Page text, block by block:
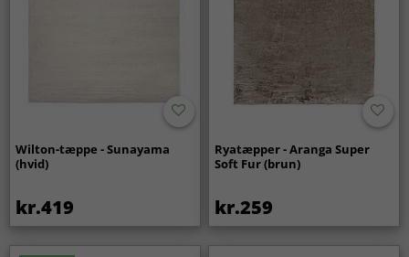
Wilton-tæppe - Sunayama
(hvid)
kr.419
Ryatæpper - Aranga Super
Soft Fur (brun)
kr.259